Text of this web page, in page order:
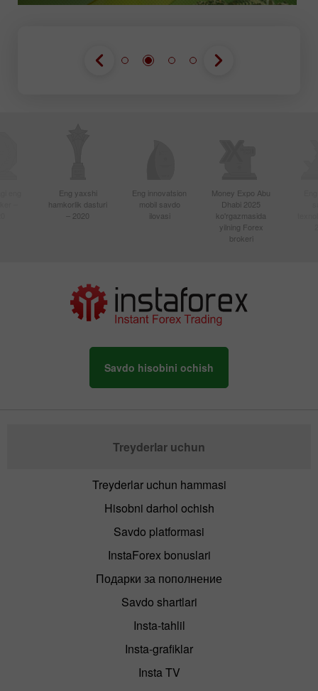
Eng yaxshi
hamkorlik dasturi
– 2020
Eng innovatsion
mobil savdo
ilovasi
Money Expo Abu
Dhabi 2025
ko'rgazmasida
yilning Forex
brokeri
Savdo hisobini ochish
Treyderlar uchun
Treyderlar uchun hammasi
Hisobni darhol ochish
Savdo platformasi
InstaForex bonuslari
Подарки за пополнение
Savdo shartlari
Insta-tahlil
Insta-grafiklar
Insta TV